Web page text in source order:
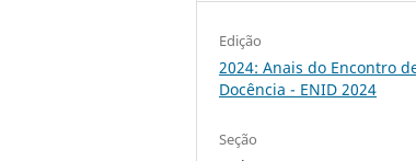
Edição
2024: Anais do Encontro
Docência - ENID 2024
Seção